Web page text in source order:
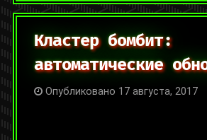
Кластер бомбит:
автоматические
Опубликовано 17 августа, 2017